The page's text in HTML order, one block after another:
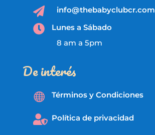
 info@thebabyclubcr.com

Lunes a Sábado
8 am a 5pm
De interés
 Términos y Condiciones
 Política de privacidad